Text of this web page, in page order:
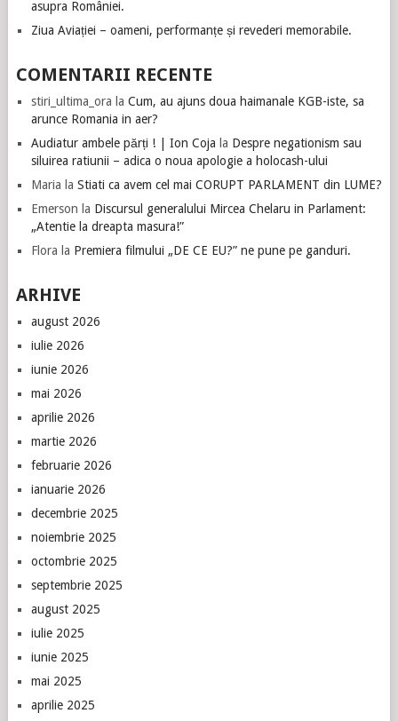
asupra României.
Ziua Aviației – oameni, performanțe și revederi memorabile.
COMENTARII RECENTE
stiri_ultima_ora la Cum, au ajuns doua haimanale KGB-iste, sa
arunce Romania in aer?
Audiatur ambele părți ! | Ion Coja la Despre negationism sau
siluirea ratiunii – adica o noua apologie a holocash-ului
Maria la Stiati ca avem cel mai CORUPT PARLAMENT din LUME?
Emerson la Discursul generalului Mircea Chelaru in Parlament:
„Atentie la dreapta masura!”
Flora la Premiera filmului „DE CE EU?” ne pune pe ganduri.
ARHIVE
august 2026
iulie 2026
iunie 2026
mai 2026
aprilie 2026
martie 2026
februarie 2026
ianuarie 2026
decembrie 2025
noiembrie 2025
octombrie 2025
septembrie 2025
august 2025
iulie 2025
iunie 2025
mai 2025
aprilie 2025